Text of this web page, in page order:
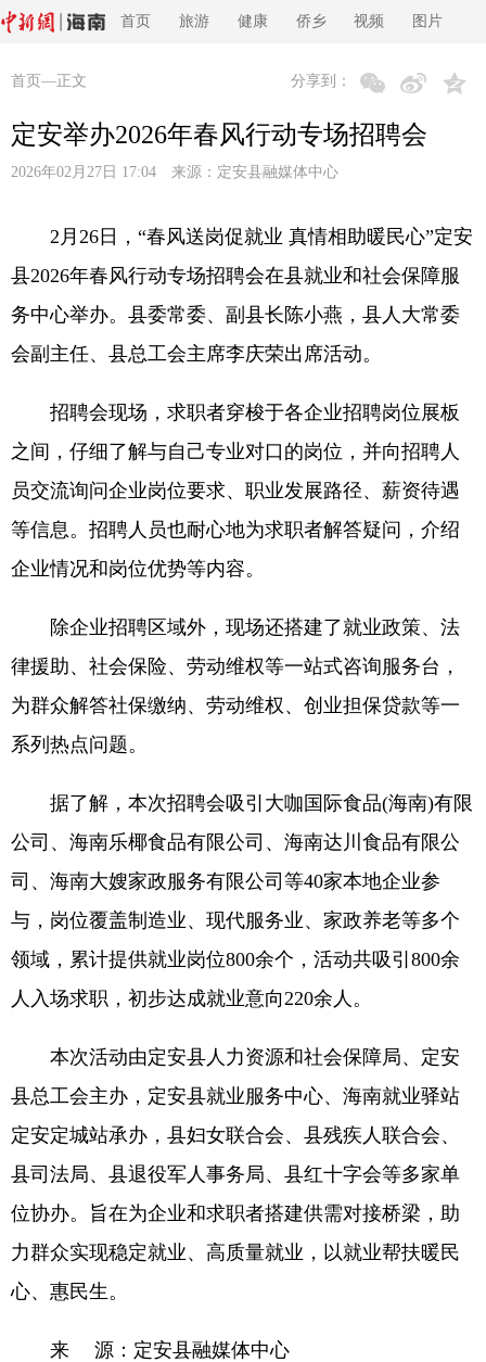
首页 旅游 健康 侨乡 视频 图片
首页 —正文 分享到：
定安举办2026年春风行动专场招聘会
2026年02月27日 17:04 来源： 定安县融媒体中心
2月26日，“春风送岗促就业 真情相助暖民心”定安
县2026年春风行动专场招聘会在县就业和社会保障服
务中心举办。县委常委、副县长陈小燕，县人大常委
会副主任、县总工会主席李庆荣出席活动。
招聘会现场，求职者穿梭于各企业招聘岗位展板
之间，仔细了解与自己专业对口的岗位，并向招聘人
员交流询问企业岗位要求、职业发展路径、薪资待遇
等信息。招聘人员也耐心地为求职者解答疑问，介绍
企业情况和岗位优势等内容。
除企业招聘区域外，现场还搭建了就业政策、法
律援助、社会保险、劳动维权等一站式咨询服务台，
为群众解答社保缴纳、劳动维权、创业担保贷款等一
系列热点问题。
据了解，本次招聘会吸引大咖国际食品(海南)有限
公司、海南乐椰食品有限公司、海南达川食品有限公
司、海南大嫂家政服务有限公司等40家本地企业参
与，岗位覆盖制造业、现代服务业、家政养老等多个
领域，累计提供就业岗位800余个，活动共吸引800余
人入场求职，初步达成就业意向220余人。
本次活动由定安县人力资源和社会保障局、定安
县总工会主办，定安县就业服务中心、海南就业驿站
定安定城站承办，县妇女联合会、县残疾人联合会、
县司法局、县退役军人事务局、县红十字会等多家单
位协办。旨在为企业和求职者搭建供需对接桥梁，助
力群众实现稳定就业、高质量就业，以就业帮扶暖民
心、惠民生。
来 源：定安县融媒体中心